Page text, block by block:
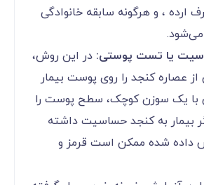
ارده ، و هرگونه سابقه خانوادگی
یا تست پوستی: در این روش،
عصاره کنجد را روی پوست بیمار
با یک سوزن کوچک، سطح پوست را
بیمار به کنجد حساسیت داشته
داده شده ممکن است قرمز و